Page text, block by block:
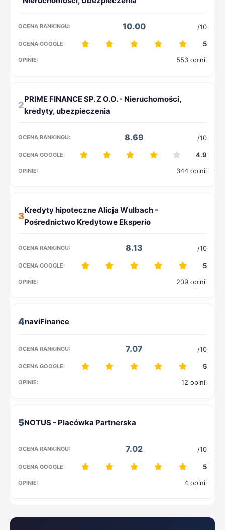
10.00 /10
5
553 opinii
2
8.69 /10
4.9
344 opinii
3
8.13 /10
5
209 opinii
4
7.07 /10
5
12 opinii
5
7.02 /10
5
4 opinii